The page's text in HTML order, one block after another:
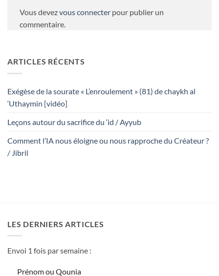
Vous devezvous connecter pour publier un
commentaire.
ARTICLES RÉCENTS
Exégèse de la sourate « L’enroulement » (81) de chaykh al
‘Uthaymin [vidéo]
Leçons autour du sacrifice du ‘id / Ayyub
Comment l’IA nous éloigne ou nous rapproche du Créateur ?
/ Jibril
LES DERNIERS ARTICLES
Envoi 1 fois par semaine :
Prénom ou Qounia